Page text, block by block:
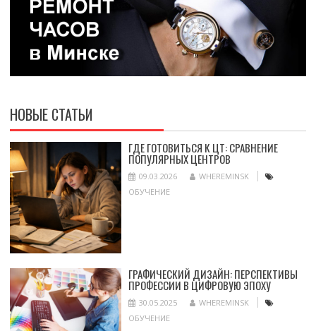
НОВЫЕ СТАТЬИ
ГДЕ ГОТОВИТЬСЯ К ЦТ: СРАВНЕНИЕ
ПОПУЛЯРНЫХ ЦЕНТРОВ
09.03.2026
WHEREMINSK
ОБУЧЕНИЕ
ГРАФИЧЕСКИЙ ДИЗАЙН: ПЕРСПЕКТИВЫ
ПРОФЕССИИ В ЦИФРОВУЮ ЭПОХУ
30.05.2025
WHEREMINSK
ОБУЧЕНИЕ